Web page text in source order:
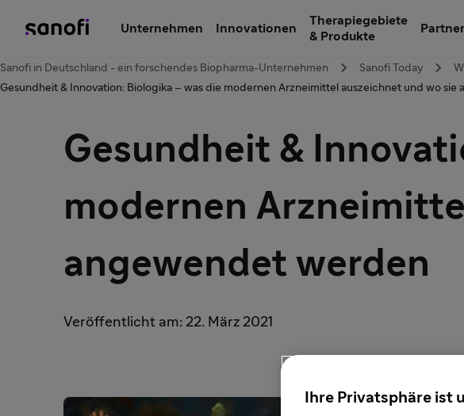
Unternehmen Innovationen
Therapiegebiete
& Produkte
Sanofi in Deutschland - ein forschendes Biopharma-Unternehmen Sanofi Today
Gesundheit & Innovation: Biologika – was die modernen Arzneimittel auszeichnet und wo
Gesundheit &
modernen
angewendet werden
Veröffentlicht am: 22. März 2021
Ihre Privatsphäre ist